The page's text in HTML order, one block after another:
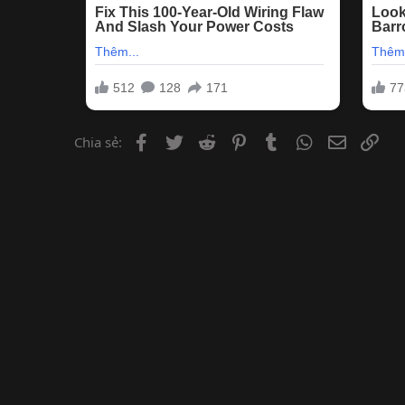
Chia sẻ: Facebook
Twitter Reddit PinterestTumblr WhatsApp
Email